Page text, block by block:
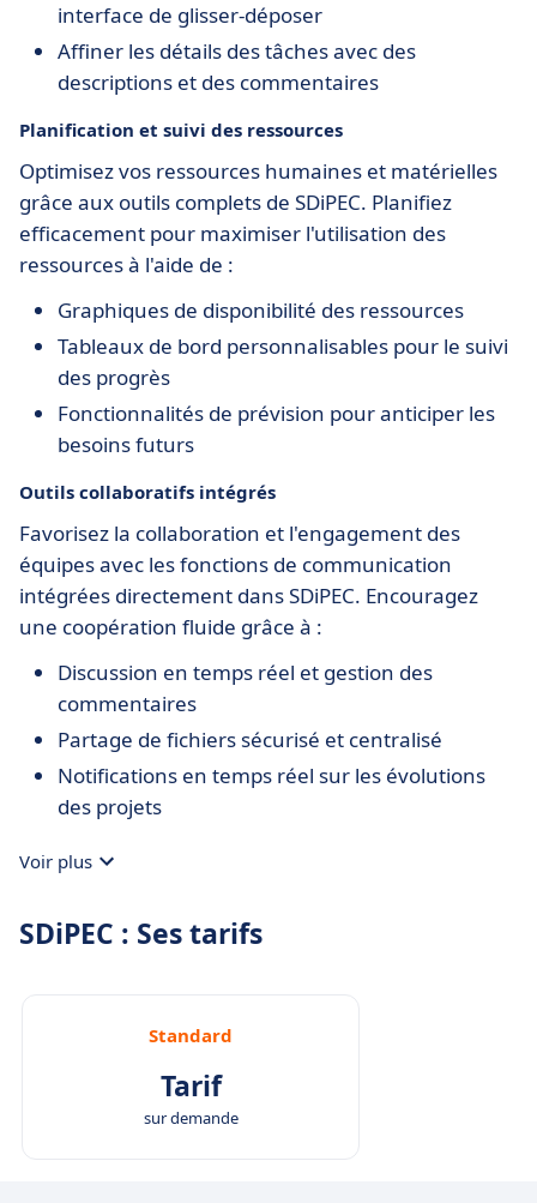
interface de glisser-déposer
Affiner les détails des tâches avec des
descriptions et des commentaires
Planification et suivi des ressources
Optimisez vos ressources humaines et matérielles
grâce aux outils complets de SDiPEC. Planifiez
efficacement pour maximiser l'utilisation des
ressources à l'aide de :
Graphiques de disponibilité des ressources
Tableaux de bord personnalisables pour le suivi
des progrès
Fonctionnalités de prévision pour anticiper les
besoins futurs
Outils collaboratifs intégrés
Favorisez la collaboration et l'engagement des
équipes avec les fonctions de communication
intégrées directement dans SDiPEC. Encouragez
une coopération fluide grâce à :
Discussion en temps réel et gestion des
commentaires
Partage de fichiers sécurisé et centralisé
Notifications en temps réel sur les évolutions
des projets
Voir plus
SDiPEC : Ses tarifs
Standard
Tarif
sur demande